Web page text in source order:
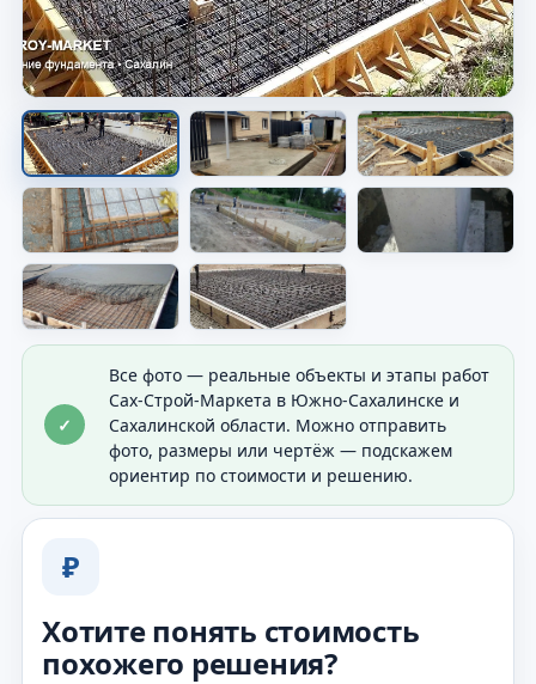
Опалубка перед заливкой
Показана форма будущего основания перед
бетоном.
✓
Все фото — реальные объекты и этапы работ
Сах-Строй-Маркета в Южно-Сахалинске и
Сахалинской области. Можно отправить
фото, размеры или чертёж — подскажем
ориентир по стоимости и решению.
₽
Хотите понять стоимость
похожего решения?